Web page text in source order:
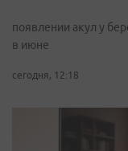
появлении акул у
в июне
сегодня, 12:18